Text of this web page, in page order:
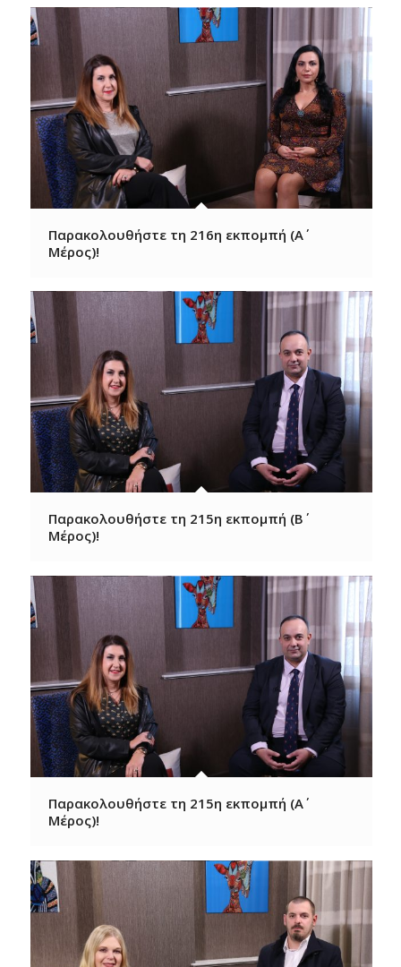
Παρακολουθήστε τη 216η εκπομπή (Α΄
Μέρος)!
Παρακολουθήστε τη 215η εκπομπή (Β΄
Μέρος)!
Παρακολουθήστε τη 215η εκπομπή (Α΄
Μέρος)!